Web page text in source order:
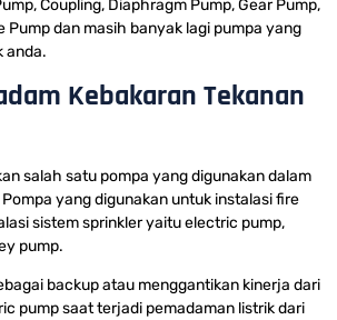
Coupling, Diaphragm Pump, Gear Pump,
Pump dan masih banyak lagi pumpa yang
anda.
Kebakaran Tekanan
salah satu pompa yang digunakan dalam
yang digunakan untuk instalasi fire
sistem sprinkler yaitu electric pump,
pump.
backup atau menggantikan kinerja dari
pump saat terjadi pemadaman listrik dari